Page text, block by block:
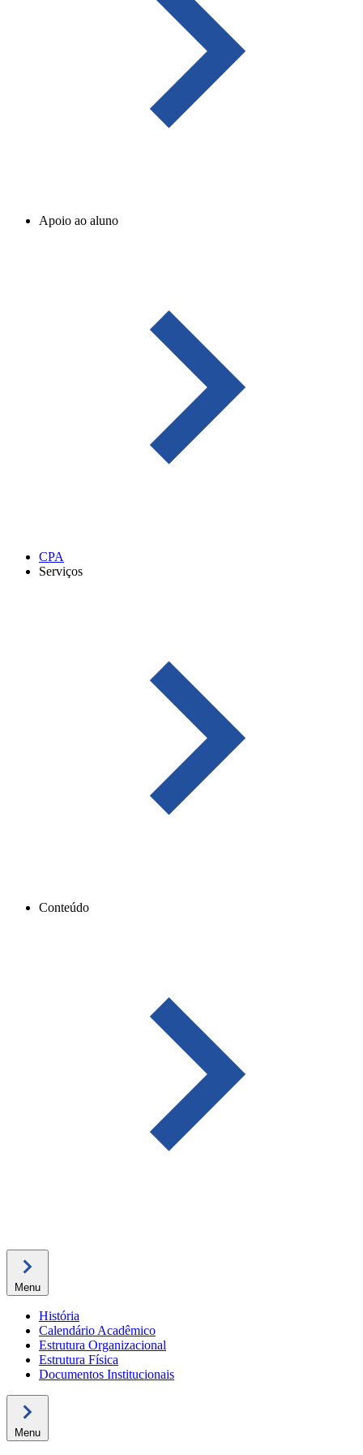
Apoio ao aluno
CPA
Serviços
Conteúdo
Menu
História
Calendário Acadêmico
Estrutura Organizacional
Estrutura Física
Documentos Institucionais
Menu